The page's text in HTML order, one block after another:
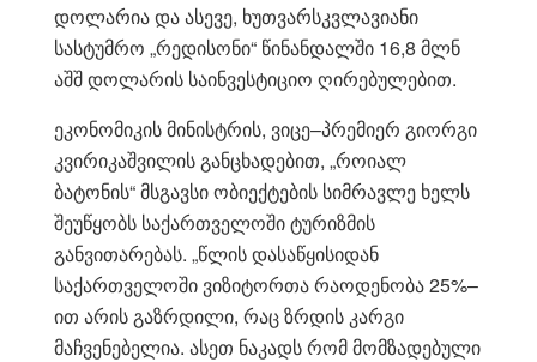
დოლარია და ასევე, ხუთვარსკვლავიანი
სასტუმრო „რედისონი“ წინანდალში 16,8 მლნ
აშშ დოლარის საინვესტიციო ღირებულებით.
ეკონომიკის მინისტრის, ვიცე–პრემიერ გიორგი
კვირიკაშვილის განცხადებით, „როიალ
ბატონის“ მსგავსი ობიექტების სიმრავლე ხელს
შეუწყობს საქართველოში ტურიზმის
განვითარებას. „წლის დასაწყისიდან
საქართველოში ვიზიტორთა რაოდენობა 25%–
ით არის გაზრდილი, რაც ზრდის კარგი
მაჩვენებელია. ასეთ ნაკადს რომ მომზადებული